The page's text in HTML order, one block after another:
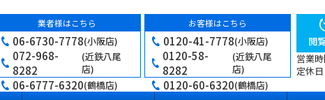
業者様はこちら
06-6730-7778(小阪店)
072-968-
8282
(近鉄八尾
店)
06-6777-6320(鶴橋店)
お客様はこちら
0120-41-7778(小阪店)
0120-58-
8282
(近鉄八尾
店)
0120-60-6320(鶴橋店)
閲
営業
定休